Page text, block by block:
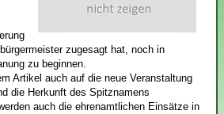
zugesagt hat, noch in
zu beginnen.
Artikel auch auf die neue Veranstaltung
die Herkunft des Spitznamens
auch die ehrenamtlichen Einsätze in